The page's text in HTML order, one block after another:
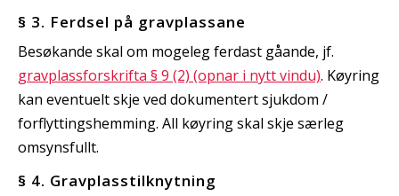
§ 3. Ferdsel på gravplassane
Besøkande skal om mogeleg ferdast gåande, jf.
gravplassforskrifta § 9 (2) (opnar i nytt vindu). Køyring
kan eventuelt skje ved dokumentert sjukdom /
forflyttingshemming. All køyring skal skje særleg
omsynsfullt.
§ 4. Gravplasstilknytning